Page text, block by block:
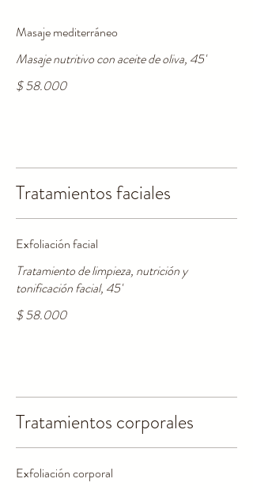
Masaje mediterráneo
Masaje nutritivo con aceite de oliva, 45'
$ 58.000
Tratamientos faciales
Exfoliación facial
Tratamiento de limpieza, nutrición y
tonificación facial, 45'
$ 58.000
Tratamientos corporales
Exfoliación corporal